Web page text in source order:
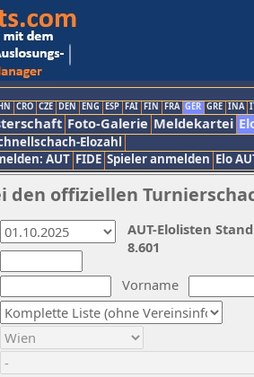
CRO CZE DEN ENG ESP FAI FIN FRA GER GRE INA
Foto-Galerie Meldekartei
Elozahl
AUT FIDE Spieler anmelden Elo
den offiziellen
Vorname
AUT-Elolisten
8.601